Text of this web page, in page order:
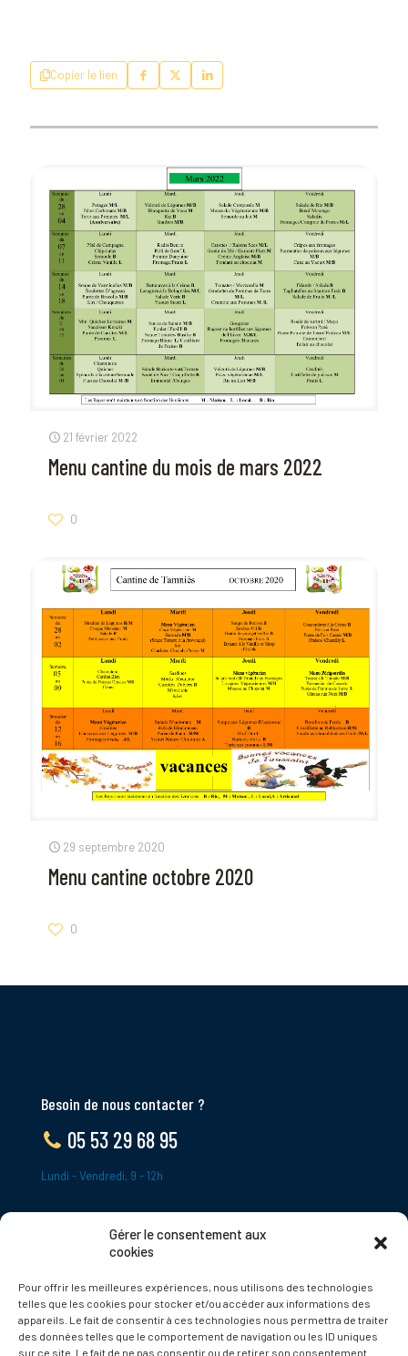
Gérer le consentement aux
cookies
Pour offrir les meilleures expériences, nous utilisons des technologies
telles que les cookies pour stocker et/ou accéder aux informations des
appareils. Le fait de consentir à ces technologies nous permettra de traiter
des données telles que le comportement de navigation ou les ID uniques
sur ce site. Le fait de ne pas consentir ou de retirer son consentement
Copier le lien
21 février 2022
Menu cantine du mois de mars 2022
0
29 septembre 2020
Menu cantine octobre 2020
0
Besoin de nous contacter ?
05 53 29 68 95
Lundi - Vendredi, 9 - 12h
24620 Tamniès
France